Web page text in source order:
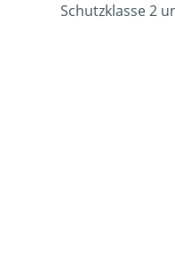
Schutzklasse 2